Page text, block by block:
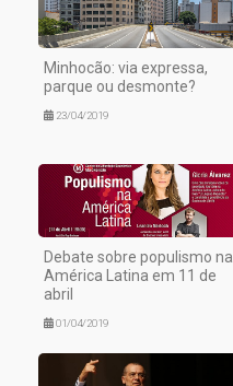
Minhocão: via expressa,
parque ou desmonte?
23/04/2019
Debate sobre populismo na
América Latina em 11 de
abril
01/04/2019